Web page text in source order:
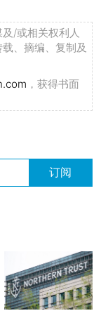
/或相关权利人
、摘编、复制及
，获得书面
订阅